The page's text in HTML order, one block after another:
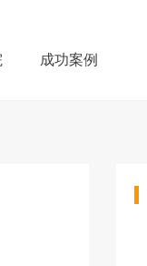
成功案例